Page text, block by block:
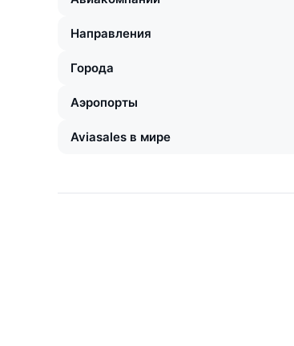
Направления
Города
Аэропорты
Aviasales в мире